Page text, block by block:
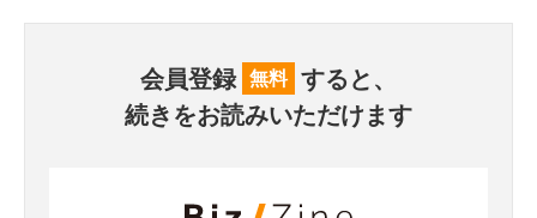
会員登録 無料 すると、
続きをお読みいただけます